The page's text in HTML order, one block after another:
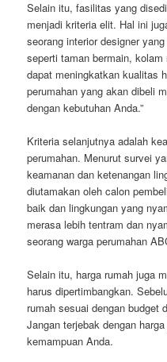
Selain itu, fasilitas yang
menjadi kriteria elit. Hal ini
seorang interior designer
seperti taman bermain,
dapat meningkatkan kualitas
perumahan yang akan dibeli
dengan kebutuhan Anda.”
Kriteria selanjutnya adalah
perumahan. Menurut survei
keamanan dan ketenangan
diutamakan oleh calon
baik dan lingkungan yang
merasa lebih tentram dan
seorang warga perumahan
Selain itu, harga rumah juga
harus dipertimbangkan.
rumah sesuai dengan budget
Jangan terjebak dengan
kemampuan Anda.